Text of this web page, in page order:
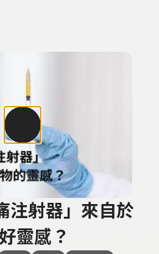
名稱、主持人或關鍵字
注射器」來自於
靈感？